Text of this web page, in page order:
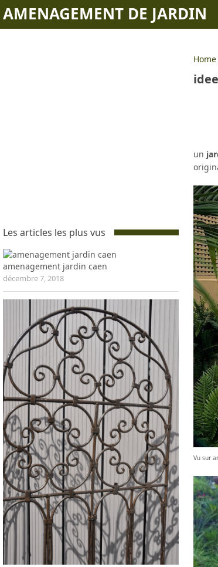
AMENAGEMENT DE JARDIN
Home
un
Vu sur
Les articles les plus vus
amenagement jardin caen
décembre 7, 2018